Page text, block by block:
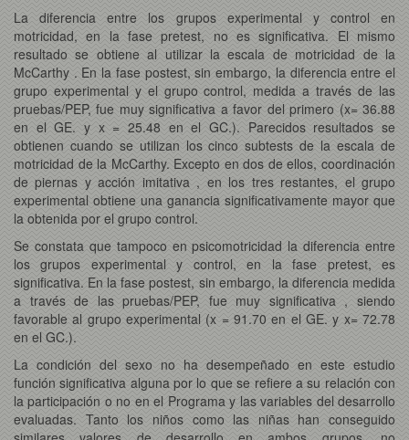
La diferencia entre los grupos experimental y control en
motricidad, en la fase pretest, no es significativa. El mismo
resultado se obtiene al utilizar la escala de motricidad de la
McCarthy . En la fase postest, sin embargo, la diferencia entre el
grupo experimental y el grupo control, medida a través de las
pruebas/PEP, fue muy significativa a favor del primero (x= 36.88
en el GE. y x = 25.48 en el GC.). Parecidos resultados se
obtienen cuando se utilizan los cinco subtests de la escala de
motricidad de la McCarthy. Excepto en dos de ellos, coordinación
de piernas y acción imitativa , en los tres restantes, el grupo
experimental obtiene una ganancia significativamente mayor que
la obtenida por el grupo control.
Se constata que tampoco en psicomotricidad la diferencia entre
los grupos experimental y control, en la fase pretest, es
significativa. En la fase postest, sin embargo, la diferencia medida
a través de las pruebas/PEP, fue muy significativa , siendo
favorable al grupo experimental (x = 91.70 en el GE. y x= 72.78
en el GC.).
La condición del sexo no ha desempeñado en este estudio
función significativa alguna por lo que se refiere a su relación con
la participación o no en el Programa y las variables del desarrollo
evaluadas. Tanto los niños como las niñas han conseguido